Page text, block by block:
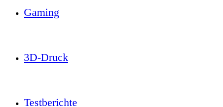
Gaming
3D-Druck
Testberichte